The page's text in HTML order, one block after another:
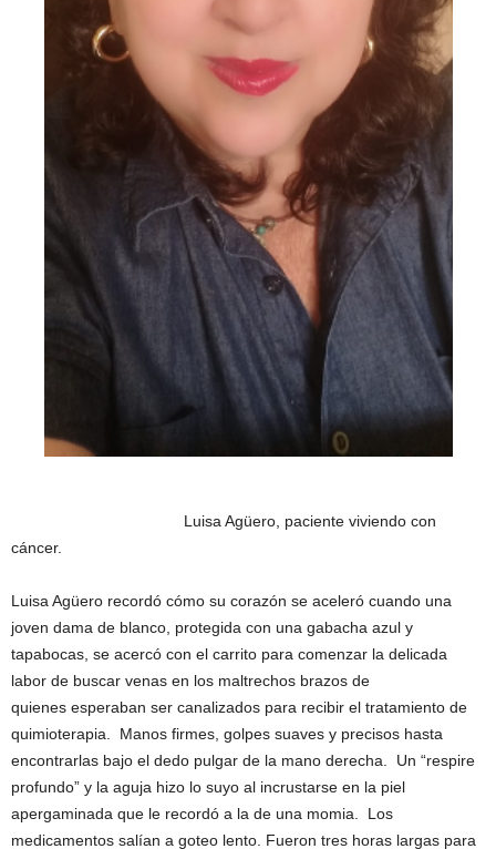
Luisa Agüero, paciente viviendo con
cáncer.
Luisa Agüero recordó cómo su corazón se aceleró cuando una
joven dama de blanco, protegida con una gabacha azul y
tapabocas, se acercó con el carrito para comenzar la delicada
labor de buscar venas en los maltrechos brazos de
quienes esperaban ser canalizados para recibir el tratamiento de
quimioterapia. Manos firmes, golpes suaves y precisos hasta
encontrarlas bajo el dedo pulgar de la mano derecha. Un “respire
profundo” y la aguja hizo lo suyo al incrustarse en la piel
apergaminada que le recordó a la de una momia. Los
medicamentos salían a goteo lento. Fueron tres horas largas para